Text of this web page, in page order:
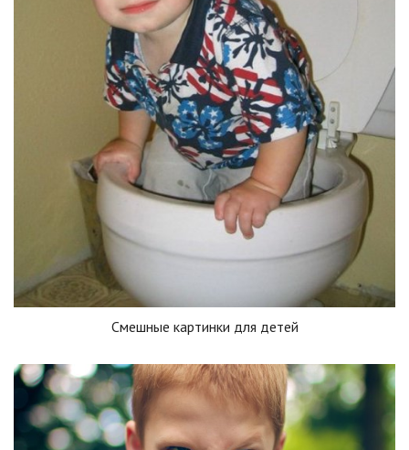
Смешные картинки для детей